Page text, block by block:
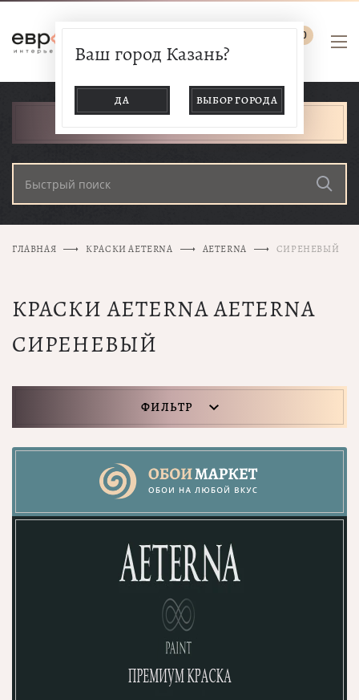
0
Ваш город Казань?
ДА ВЫБОР ГОРОДА
ГЛАВНАЯ КРАСКИ AETERNA AETERNA СИРЕНЕВЫЙ
КРАСКИ AETERNA AETERNA
СИРЕНЕВЫЙ
ФИЛЬТР